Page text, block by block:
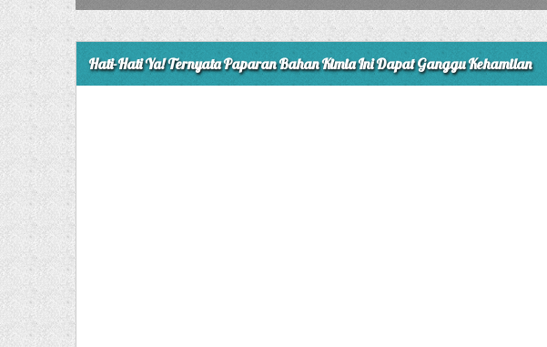
0 Vote(s) - 0 Average
1
2
3
4
5
Hati-Hati Ya! Ternyata Paparan Bahan Kimia Ini Dapat Ganggu Kehamilan